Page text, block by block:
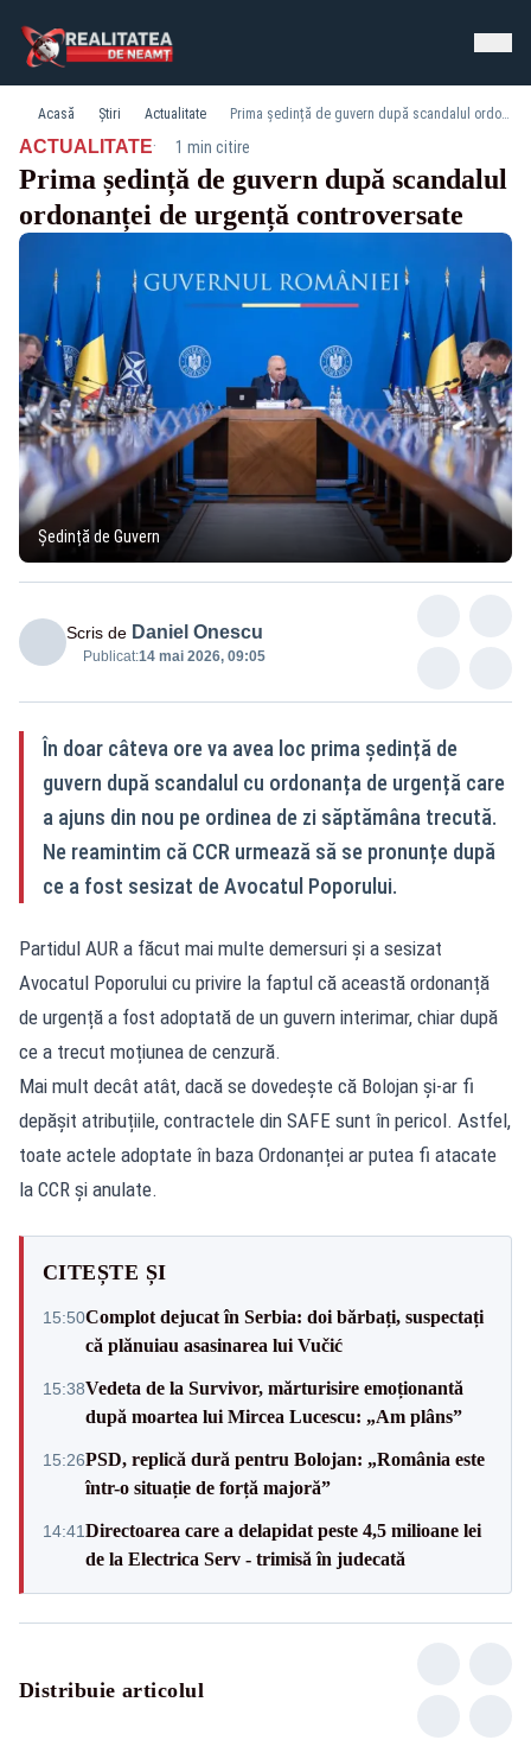
Acasă Știri Actualitate Prima ședință de guvern după scandalul ordonanței de urgență controversate
ACTUALITATE· 1 min citire
Prima ședință de guvern după scandalul
ordonanței de urgență controversate
Ședință de Guvern
Scris de Daniel Onescu
Publicat:14 mai 2026, 09:05
În doar câteva ore va avea loc prima ședință de
guvern după scandalul cu ordonanța de urgență care
a ajuns din nou pe ordinea de zi săptămâna trecută.
Ne reamintim că CCR urmează să se pronunțe după
ce a fost sesizat de Avocatul Poporului.
Partidul AUR a făcut mai multe demersuri și a sesizat
Avocatul Poporului cu privire la faptul că această ordonanță
de urgență a fost adoptată de un guvern interimar, chiar după
ce a trecut moțiunea de cenzură.
Mai mult decât atât, dacă se dovedește că Bolojan și-ar fi
depășit atribuțiile, contractele din SAFE sunt în pericol. Astfel,
toate actele adoptate în baza Ordonanței ar putea fi atacate
la CCR și anulate.
CITEȘTE ȘI
15:50Complot dejucat în Serbia: doi bărbați, suspectați
că plănuiau asasinarea lui Vučić
15:38Vedeta de la Survivor, mărturisire emoționantă
după moartea lui Mircea Lucescu: „Am plâns”
15:26PSD, replică dură pentru Bolojan: „România este
într-o situație de forță majoră”
14:41Directoarea care a delapidat peste 4,5 milioane lei
de la Electrica Serv - trimisă în judecată
Distribuie articolul